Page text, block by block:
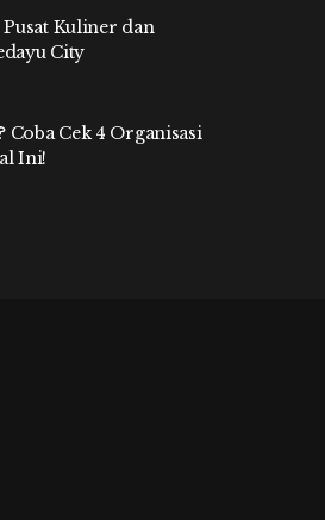
Kuliner dan
City
Coba Cek 4 Organisasi
Ini!